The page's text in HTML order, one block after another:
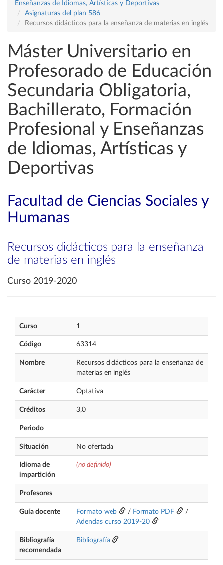
Enseñanzas de Idiomas, Artísticas y Deportivas
Asignaturas del plan 586
Recursos didácticos para la enseñanza de materias en inglés
Máster Universitario en
Profesorado de Educación
Secundaria Obligatoria,
Bachillerato, Formación
Profesional y Enseñanzas
de Idiomas, Artísticas y
Deportivas
Facultad de Ciencias Sociales y
Humanas
Recursos didácticos para la enseñanza
de materias en inglés
Curso 2019-2020
Curso 1
Código 63314
Nombre
Recursos didácticos para la enseñanza de
materias en inglés
Carácter Optativa
Créditos 3,0
Periodo
Situación No ofertada
Idioma de
impartición
(no definido)
Profesores
Guía docente Formato web / Formato PDF
/
Adendas curso 2019-20
Bibliografía
recomendada
Bibliografía